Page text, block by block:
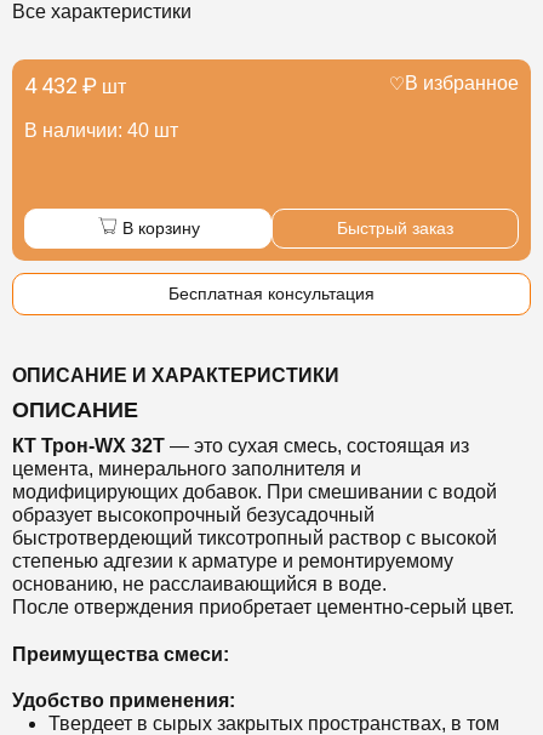
Все характеристики
4 432 ₽ шт
В наличии: 40 шт
В избранное
В корзину Быстрый заказ
Бесплатная консультация
ОПИСАНИЕ И ХАРАКТЕРИСТИКИ
ОПИСАНИЕ
КТ Трон-WX 32T — это сухая смесь, состоящая из
цемента, минерального заполнителя и
модифицирующих добавок. При смешивании с водой
образует высокопрочный безусадочный
быстротвердеющий тиксотропный раствор с высокой
степенью адгезии к арматуре и ремонтируемому
основанию, не расслаивающийся в воде.
После отверждения приобретает цементно-серый цвет.
Преимущества смеси:
Удобство применения:
Твердеет в сырых закрытых пространствах, в том